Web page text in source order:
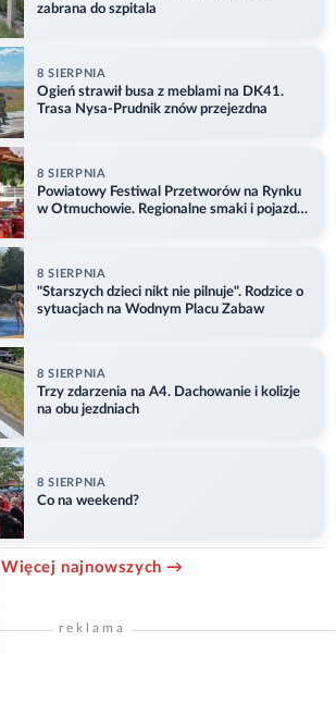
zabrana do szpitala
8 SIERPNIA
Ogień strawił busa z meblami na DK41.
Trasa Nysa-Prudnik znów przejezdna
8 SIERPNIA
Powiatowy Festiwal Przetworów na Rynku
w Otmuchowie. Regionalne smaki i pojazdy
8 SIERPNIA
"Starszych dzieci nikt nie pilnuje". Rodzice o
sytuacjach na Wodnym Placu Zabaw
8 SIERPNIA
Trzy zdarzenia na A4. Dachowanie i kolizje
na obu jezdniach
8 SIERPNIA
Co na weekend?
Więcej najnowszych →
reklama